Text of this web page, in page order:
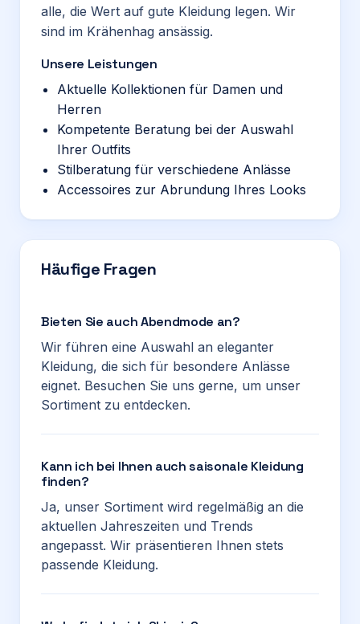
alle, die Wert auf gute Kleidung legen. Wir
sind im Krähenhag ansässig.
Unsere Leistungen
Aktuelle Kollektionen für Damen und
Herren
Kompetente Beratung bei der Auswahl
Ihrer Outfits
Stilberatung für verschiedene Anlässe
Accessoires zur Abrundung Ihres Looks
Häufige Fragen
Bieten Sie auch Abendmode an?
Wir führen eine Auswahl an eleganter
Kleidung, die sich für besondere Anlässe
eignet. Besuchen Sie uns gerne, um unser
Sortiment zu entdecken.
Kann ich bei Ihnen auch saisonale Kleidung
finden?
Ja, unser Sortiment wird regelmäßig an die
aktuellen Jahreszeiten und Trends
angepasst. Wir präsentieren Ihnen stets
passende Kleidung.